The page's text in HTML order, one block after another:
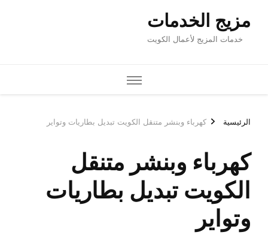
مزيج الخدمات
خدمات المزيج لأعمال الكويت
الرئيسية كهرباء وبنشر متنقل الكويت تبديل بطاريات وتواير
كهرباء وبنشر متنقل
الكويت تبديل بطاريات
وتواير